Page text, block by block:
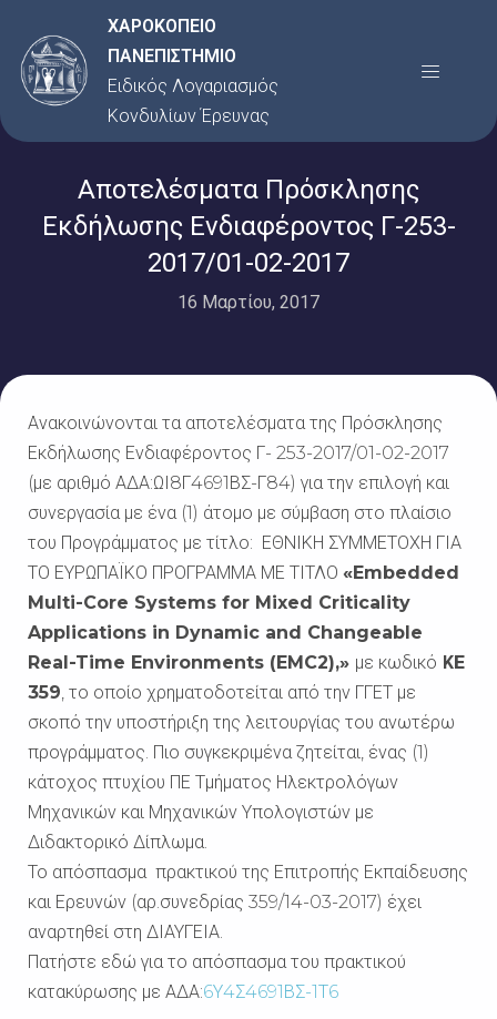
στο
περιεχόμενο
ΧΑΡΟΚΟΠΕΙΟ
ΠΑΝΕΠΙΣΤΗΜΙΟ
Ειδικός Λογαριασμός
Κονδυλίων Έρευνας
Menu
Αποτελέσματα Πρόσκλησης
Εκδήλωσης Ενδιαφέροντος Γ-253-
2017/01-02-2017
16 Μαρτίου, 2017
Ανακοινώνονται τα αποτελέσματα της Πρόσκλησης
Εκδήλωσης Ενδιαφέροντος Γ- 253-2017/01-02-2017
(με αριθμό ΑΔΑ:ΩΙ8Γ4691ΒΣ-Γ84) για την επιλογή και
συνεργασία με ένα (1) άτομο με σύμβαση στο πλαίσιο
του Προγράμματος με τίτλο: ΕΘΝΙΚΗ ΣΥΜΜΕΤΟΧΗ ΓΙΑ
ΤΟ ΕΥΡΩΠΑΪΚΟ ΠΡΟΓΡΑΜΜΑ ΜΕ ΤΙΤΛΟ «Embedded
Multi-Core Systems for Mixed Criticality
Applications in Dynamic and Changeable
Real-Time Environments (EMC2),» με κωδικό ΚE
359, το οποίο χρηματοδοτείται από την ΓΓΕΤ με
σκοπό την υποστήριξη της λειτουργίας του ανωτέρω
προγράμματος. Πιο συγκεκριμένα ζητείται, ένας (1)
κάτοχος πτυχίου ΠΕ Τμήματος Ηλεκτρολόγων
Μηχανικών και Μηχανικών Υπολογιστών με
Διδακτορικό Δίπλωμα.
Το απόσπασμα πρακτικού της Επιτροπής Εκπαίδευσης
και Ερευνών (αρ.συνεδρίας 359/14-03-2017) έχει
αναρτηθεί στη ΔΙΑΥΓΕΙΑ.
Πατήστε εδώ για το απόσπασμα του πρακτικού
κατακύρωσης με ΑΔΑ:6Υ4Σ4691ΒΣ-1Τ6